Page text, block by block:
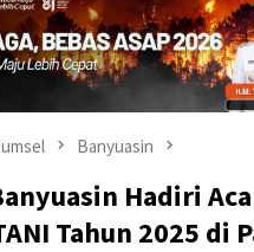
Banyuasin
Hadiri
Tahun 2025 di